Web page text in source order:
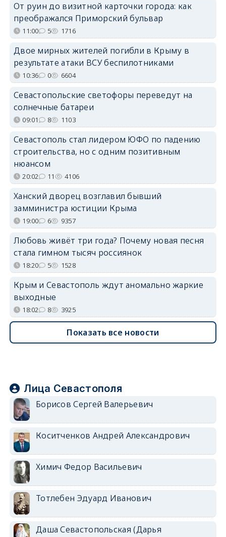
От руин до визитной карточки города: как
преображался Приморский бульвар
11:00 5 1716
Двое мирных жителей погибли в Крыму в
результате атаки ВСУ беспилотниками
10:36 0 6604
Севастопольские светофоры переведут на
солнечные батареи
09:01 8 1103
Севастополь стал лидером ЮФО по падению
строительства, но с одним позитивным
нюансом
20:02 11 4106
Ханский дворец возглавил бывший
замминистра юстиции Крыма
19:00 6 9357
Любовь живёт три года? Почему новая песня
стала гимном тысяч россиянок
18:20 5 1528
Крым и Севастополь ждут аномально жаркие
выходные
18:02 8 3925
Показать все новости
Лица Севастополя
Борисов Сергей Валерьевич
Коситченков Андрей Александрович
Химич Федор Васильевич
Тотлебен Эдуард Иванович
Даша Севастопольская (Дарья